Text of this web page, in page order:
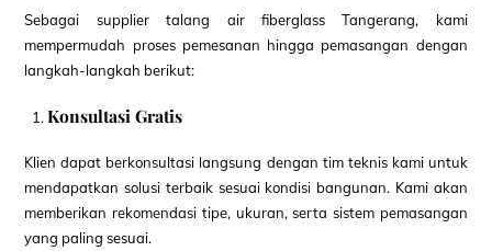
Sebagai supplier talang air fiberglass Tangerang, kami
mempermudah proses pemesanan hingga pemasangan dengan
langkah-langkah berikut:
Konsultasi Gratis
Klien dapat berkonsultasi langsung dengan tim teknis kami untuk
mendapatkan solusi terbaik sesuai kondisi bangunan. Kami akan
memberikan rekomendasi tipe, ukuran, serta sistem pemasangan
yang paling sesuai.